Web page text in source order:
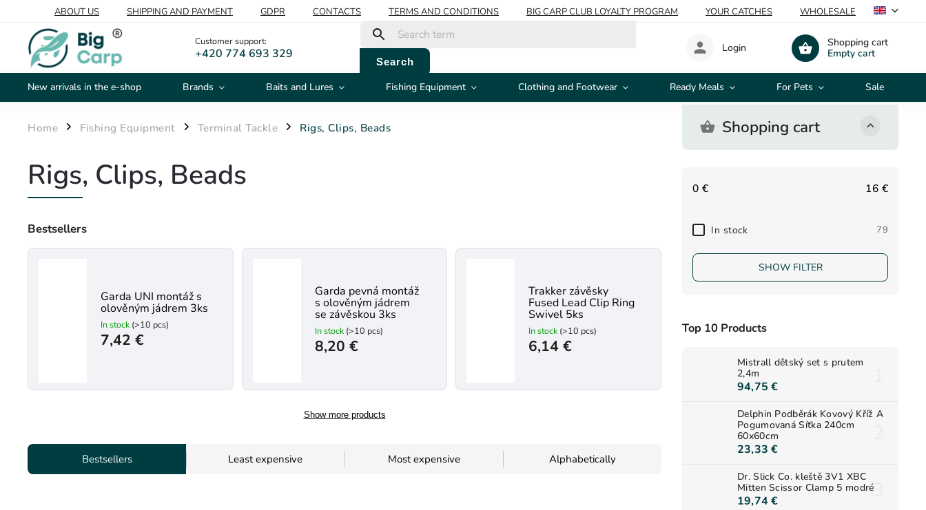
ABOUT US SHIPPING AND PAYMENT GDPR CONTACTS TERMS AND CONDITIONS BIG CARP CLUB LOYALTY PROGRAM YOUR CATCHES WHOLESALE
Customer support:
+420 774 693 329
Search
Shopping cart
Empty cart
Login
New arrivals in the e-shop Brands Baits and Lures Fishing Equipment Clothing and Footwear Ready Meals For Pets Sale
Home / Fishing Equipment / Terminal Tackle / Rigs, Clips, Beads Shopping cart
0 € 16 €
In stock 79
SHOW FILTER
Top 10 Products
Mistrall dětský set s prutem
2,4m
94,75 €
Delphin Podběrák Kovový Kříž A
Pogumovaná Síťka 240cm
60x60cm
23,33 €
Dr. Slick Co. kleště 3V1 XBC
Mitten Scissor Clamp 5 modré
19,74 €
Rigs, Clips, Beads
Bestsellers
Garda UNI montáž s
olověným jádrem 3ks
In stock (>10 pcs)
7,42 €
Garda pevná montáž
s olověným jádrem
se závěskou 3ks
In stock (>10 pcs)
8,20 €
Trakker závěsky
Fused Lead Clip Ring
Swivel 5ks
In stock (>10 pcs)
6,14 €
Show more products
Bestsellers Least expensive Most expensive Alphabetically